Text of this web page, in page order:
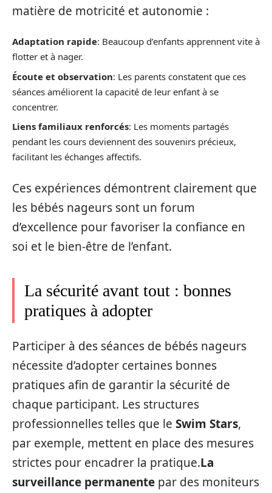
matière de motricité et autonomie :
Adaptation rapide: Beaucoup d’enfants apprennent vite à
flotter et à nager.
Écoute et observation: Les parents constatent que ces
séances améliorent la capacité de leur enfant à se
concentrer.
Liens familiaux renforcés: Les moments partagés
pendant les cours deviennent des souvenirs précieux,
facilitant les échanges affectifs.
Ces expériences démontrent clairement que
les bébés nageurs sont un forum
d’excellence pour favoriser la confiance en
soi et le bien-être de l’enfant.
La sécurité avant tout : bonnes
pratiques à adopter
Participer à des séances de bébés nageurs
nécessite d’adopter certaines bonnes
pratiques afin de garantir la sécurité de
chaque participant. Les structures
professionnelles telles que le Swim Stars,
par exemple, mettent en place des mesures
strictes pour encadrer la pratique.La
surveillance permanente par des moniteurs